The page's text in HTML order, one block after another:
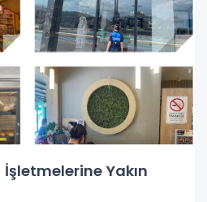
Yakın